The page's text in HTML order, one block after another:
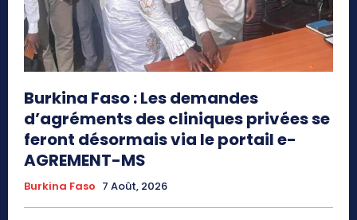
Burkina Faso : Les demandes
d’agréments des cliniques privées se
feront désormais via le portail e-
AGREMENT-MS
Burkina Faso 7 Août, 2026